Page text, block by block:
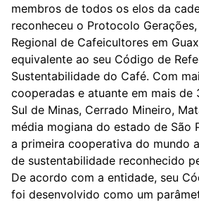
membros de todos os elos da
reconheceu o Protocolo
Regional de Cafeicultores em
equivalente ao seu Código de
Sustentabilidade do Café. Com
cooperadas e atuante em mais de
Sul de Minas, Cerrado Mineiro,
média mogiana do estado de São
a primeira cooperativa do mundo
de sustentabilidade reconhecido
De acordo com a entidade, seu
foi desenvolvido como um